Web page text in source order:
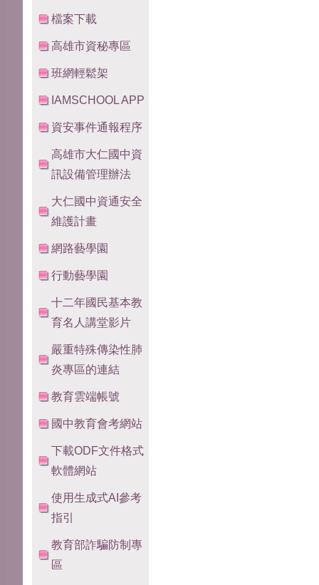
檔案下載
高雄市資秘專區
班網輕鬆架
IAMSCHOOL APP
資安事件通報程序
高雄市大仁國中資
訊設備管理辦法
大仁國中資通安全
維護計畫
網路藝學園
行動藝學園
十二年國民基本教
育名人講堂影片
嚴重特殊傳染性肺
炎專區的連結
教育雲端帳號
國中教育會考網站
下載ODF文件格式
軟體網站
使用生成式AI參考
指引
教育部詐騙防制專
區